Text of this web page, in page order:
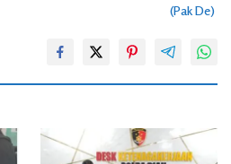
(Pak De)